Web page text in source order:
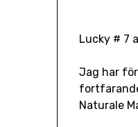
Lucky # 7
Jag har
Naturale